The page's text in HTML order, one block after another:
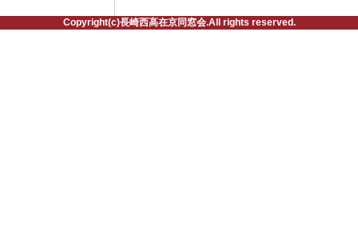
Copyright(c)長崎西高在京同窓会.All rights reserved.